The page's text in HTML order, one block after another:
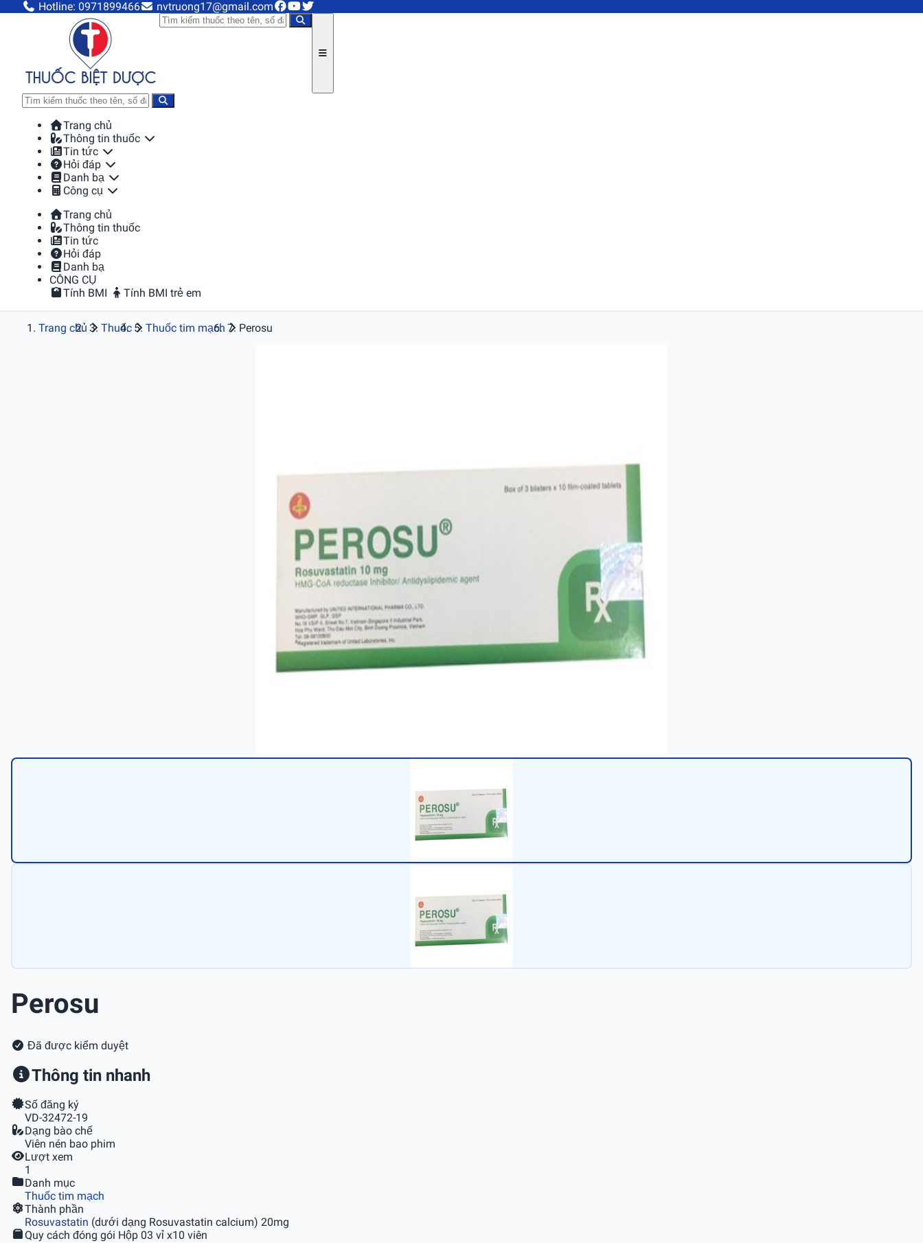
Hotline: 0971899466 nvtruong17@gmail.com
Trang chủ
Thông tin thuốc
Tin tức
Hỏi đáp
Danh bạ
Công cụ
Trang chủ
Thông tin thuốc
Tin tức
Hỏi đáp
Danh bạ
CÔNG CỤ
Tính BMI
Tính BMI trẻ em
Trang chủ Thuốc Thuốc tim mạch Perosu
Perosu
Đã được kiểm duyệt
Thông tin nhanh
Số đăng ký
VD-32472-19
Dạng bào chế
Viên nén bao phim
Lượt xem
1
Danh mục
Thuốc tim mạch
Thành phần
Rosuvastatin (dưới dạng Rosuvastatin calcium) 20mg
Quy cách đóng gói Hộp 03 vỉ x10 viên